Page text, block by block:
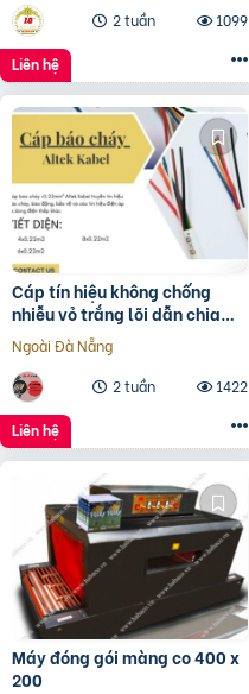
2 tuần
1099
Liên hệ
Cáp tín hiệu không chống
nhiễu vỏ trắng lõi dẫn chia
màu
Ngoài Đà Nẵng
2 tuần
1422
Liên hệ
Máy đóng gói màng co 400 x
200